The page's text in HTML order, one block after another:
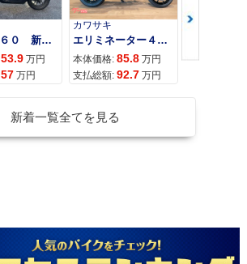
ＡＤＶ１６０ 新車 ２０２６年最新モデル パールスモーキーグレー スマートキー ２９Ｌメットイン ＵＳＢ Ｔｙｐｅ−Ｃ装備
53.9 万円
57 万円
カワサキ
エリミネーター４００
本体価格: 85.8 万円
支払総額: 92.7 万円
カワサキ
本体価格:
新着一覧全てを見る